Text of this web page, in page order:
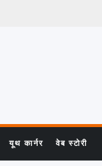
यूथ कार्नर वेब स्टोरी